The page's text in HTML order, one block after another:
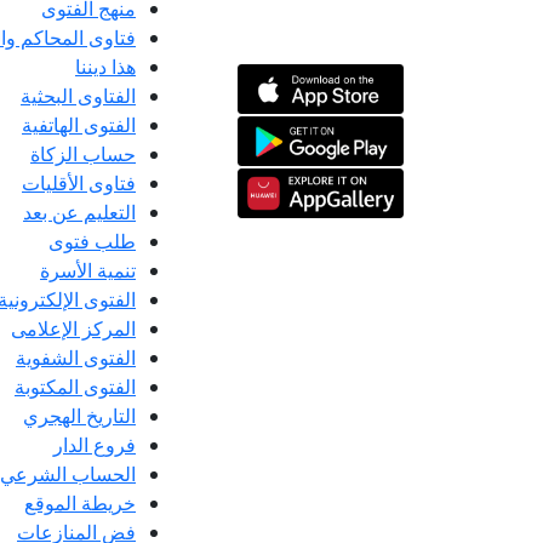
منهج الفتوى
فتاوى المحاكم
هذا ديننا
الفتاوى البحثية
الفتوى الهاتفية
حساب الزكاة
فتاوى الأقليات
التعليم عن بعد
طلب فتوى
تنمية الأسرة
الفتوى الإلكترونية
المركز الإعلامى
الفتوى الشفوية
الفتوى المكتوبة
التاريخ الهجري
فروع الدار
الحساب الشرعي
خريطة الموقع
فض المنازعات